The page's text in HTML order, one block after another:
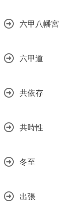
六甲八幡宮
六甲道
共依存
共時性
冬至
出張